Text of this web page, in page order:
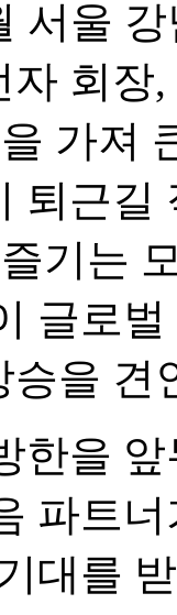
서울
회장
가져
퇴근
즐기는
글로
승을 견
한을
파트
대를